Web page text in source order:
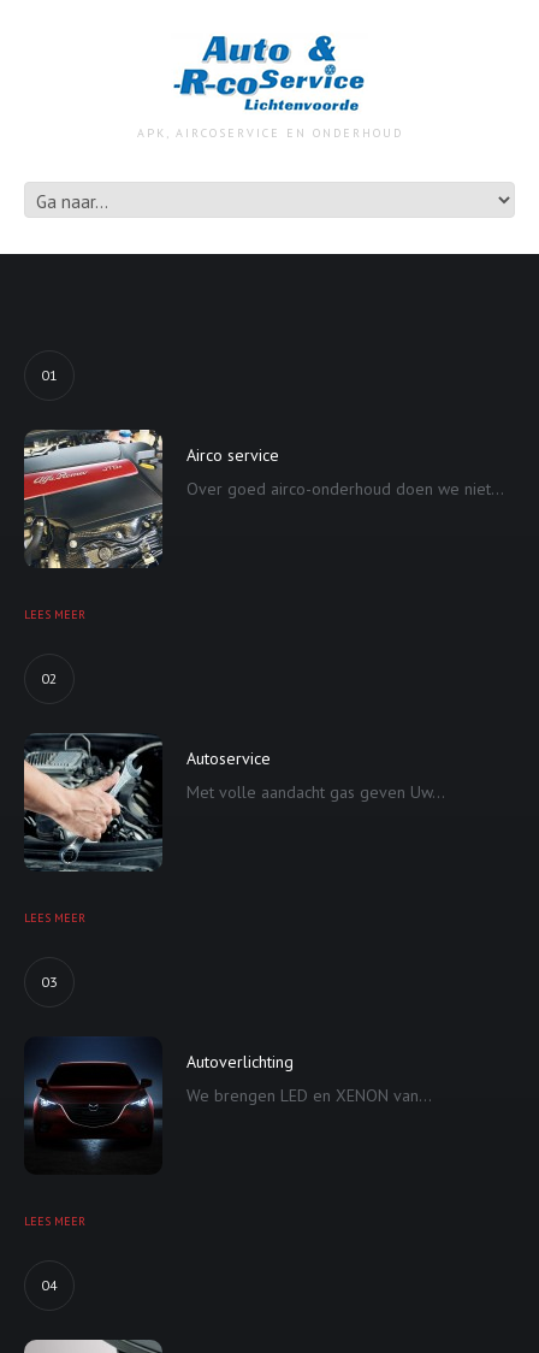
APK, AIRCOSERVICE EN ONDERHOUD
01
Airco service
Over goed airco-onderhoud doen we niet...
LEES MEER
02
Autoservice
Met volle aandacht gas geven Uw...
LEES MEER
03
Autoverlichting
We brengen LED en XENON van...
LEES MEER
04